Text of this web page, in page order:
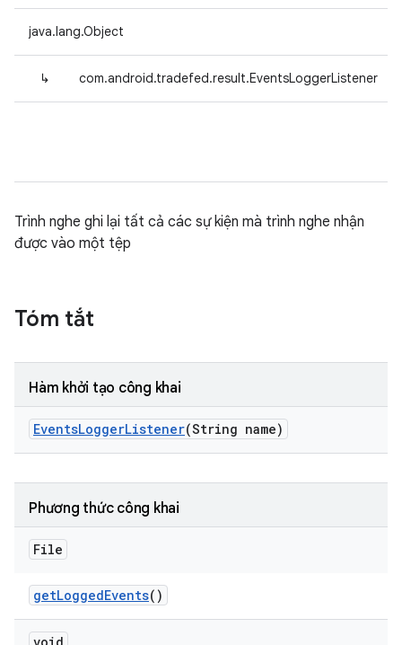
java.lang.Object
↳ com.android.tradefed.result.EventsLoggerListener
Trình nghe ghi lại tất cả các sự kiện mà trình nghe nhận
được vào một tệp
Tóm tắt
Hàm khởi tạo công khai
EventsLoggerListener(String name)
Phương thức công khai
File
getLoggedEvents()